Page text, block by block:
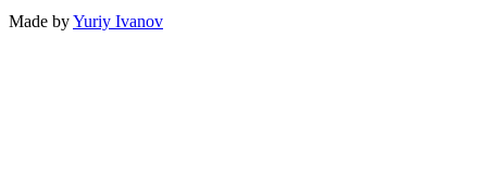
Made byYuriy Ivanov